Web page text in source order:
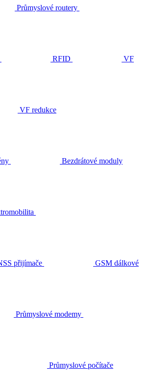
Průmyslové routery
RFID VF
VF redukce
Bezdrátové moduly
přijímače GSM dálkové
Průmyslové modemy
Průmyslové počítače